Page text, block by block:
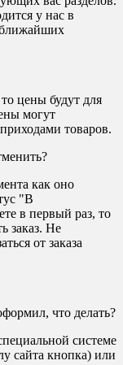
у нас в
цены будут для
могут
товаров.
как оно
"В
в первый раз, то
заказ. Не
от заказа
что делать?
системе
сайта кнопка) или